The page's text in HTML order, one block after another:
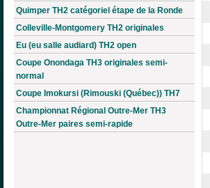
Quimper TH2 catégoriel étape de la Ronde
Colleville-Montgomery TH2 originales
Eu (eu salle audiard) TH2 open
Coupe Onondaga TH3 originales semi-
normal
Coupe Imokursi (Rimouski (Québec)) TH7
Championnat Régional Outre-Mer TH3
Outre-Mer paires semi-rapide